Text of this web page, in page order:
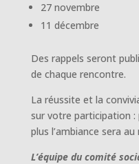
27 novembre
11 décembre
Des rappels seront
de chaque rencontre.
La réussite et la
sur votre participation :
plus l’ambiance sera
L’équipe du comité